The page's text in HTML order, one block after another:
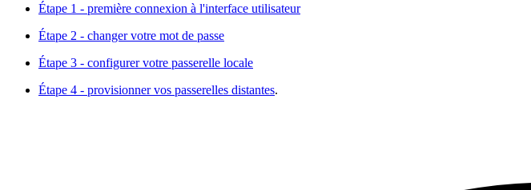
Étape 1 - première connexion à l'interface utilisateur
Étape 2 - changer votre mot de passe
Étape 3 - configurer votre passerelle locale
Étape 4 - provisionner vos passerelles distantes.